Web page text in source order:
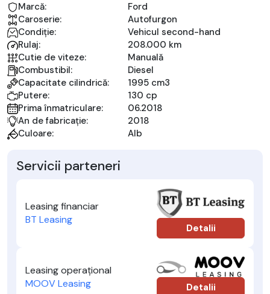
Marcă:
Ford
Caroserie:
Autofurgon
Condiție:
Vehicul second-hand
Rulaj:
208.000 km
Cutie de viteze:
Manuală
Combustibil:
Diesel
Capacitate cilindrică:
1995 cm3
Putere:
130 cp
Prima înmatriculare:
06.2018
An de fabricație:
2018
Culoare:
Alb
Servicii parteneri
Leasing financiar
BT Leasing
Detalii
Leasing operațional
MOOV Leasing
Detalii